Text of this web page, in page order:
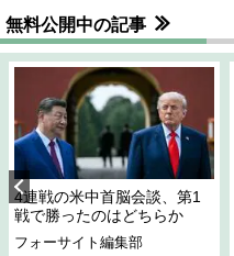
無料公開中の記事
4連戦の米中首脳会談、第1
戦で勝ったのはどちらか
フォーサイト編集部